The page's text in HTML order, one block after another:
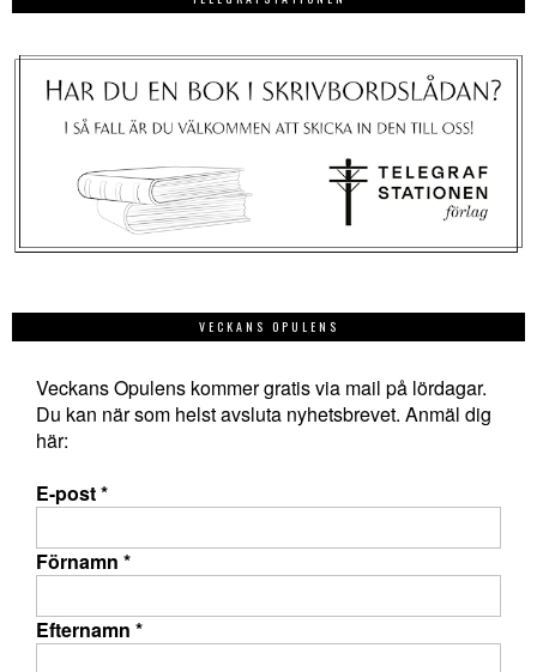
VECKANS OPULENS
Veckans Opulens kommer gratis via mail på lördagar.
Du kan när som helst avsluta nyhetsbrevet. Anmäl dig
här:
E-post*
Förnamn *
Efternamn *